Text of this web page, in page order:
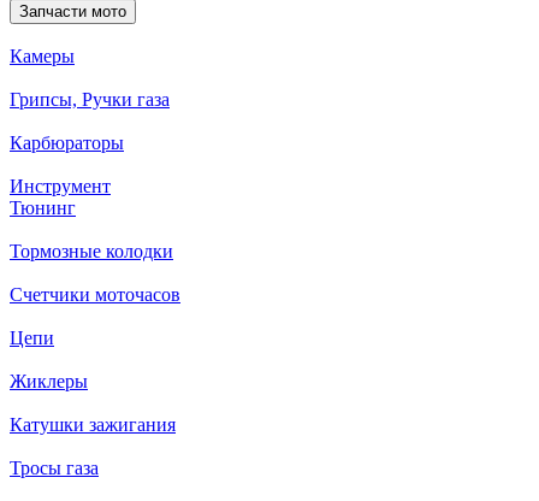
Запчасти мото
Камеры
Грипсы, Ручки газа
Карбюраторы
Инструмент
Тюнинг
Тормозные колодки
Счетчики моточасов
Цепи
Жиклеры
Катушки зажигания
Тросы газа